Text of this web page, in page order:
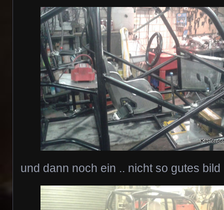
und dann noch ein .. nicht so gutes